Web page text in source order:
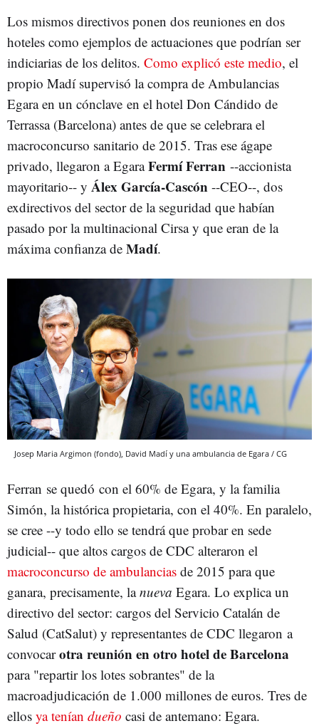
Los mismos directivos ponen dos reuniones en dos
hoteles como ejemplos de actuaciones que podrían ser
indiciarias de los delitos. Como explicó este medio, el
propio Madí supervisó la compra de Ambulancias
Egara en un cónclave en el hotel Don Cándido de
Terrassa (Barcelona) antes de que se celebrara el
macroconcurso sanitario de 2015. Tras ese ágape
privado, llegaron a EgaraFermí Ferran --accionista
mayoritario-- y Álex García-Cascón --CEO--, dos
exdirectivos del sector de la seguridad que habían
pasado por la multinacional Cirsa y que eran de la
máxima confianza de Madí.
Josep Maria Argimon (fondo), David Madí y una ambulancia de Egara / CG
Ferran se quedó con el 60% de Egara, y la familia
Simón, la histórica propietaria, con el 40%. En paralelo,
se cree --y todo ello se tendrá que probar en sede
judicial-- que altos cargos de CDC alteraron el
macroconcurso de ambulancias de 2015 para que
ganara, precisamente, lanueva Egara. Lo explica un
directivo del sector: cargos del Servicio Catalán de
Salud (CatSalut) y representantes de CDC llegaron a
convocarotra reunión en otro hotel de Barcelona
para "repartir los lotes sobrantes" de la
macroadjudicación de 1.000 millones de euros. Tres de
ellos ya tenían dueño casi de antemano: Egara.